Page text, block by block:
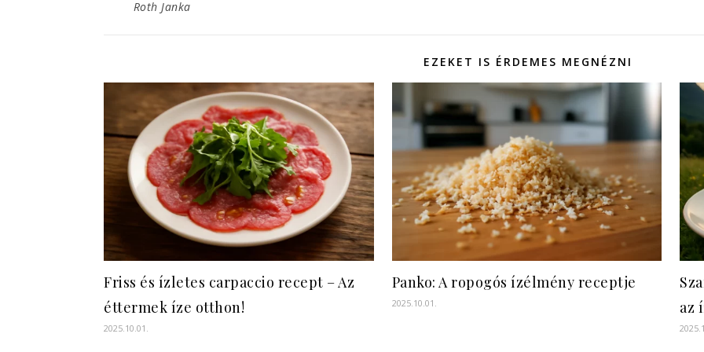
Roth Janka
EZEKET IS ÉRDEMES MEGNÉZNI
Friss és ízletes carpaccio recept – Az
éttermek íze otthon!
2025.10.01.
Panko: A ropogós ízélmény receptje
2025.10.01.
az